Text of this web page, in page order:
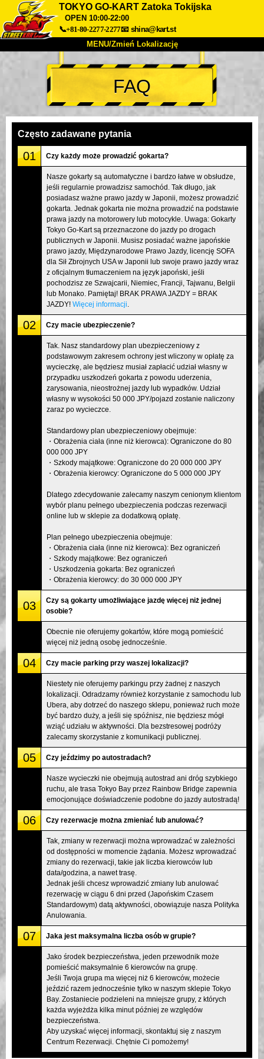
TOKYO GO-KART Zatoka Tokijska
OPEN 10:00-22:00
📞+81-80-2277-2277📧 shina@kart.st
MENU/Zmień Lokalizację
O nas Specyfikacja Cena
Dojazd Opinie
Zmień Lokalizację
Tokyo Shinagawa Tokyo Akihabara#1
Tokyo Akihabara#2 Tokyo Shibuya
Tokyo Shibuya Annex Tokyo Bay
Tokyo Asakusa Osaka
Okinawa
FAQ
Często zadawane pytania
01 Czy każdy może prowadzić gokarta?
Nasze gokarty są automatyczne i bardzo łatwe w obsłudze,
jeśli regularnie prowadzisz samochód. Tak długo, jak
posiadasz ważne prawo jazdy w Japonii, możesz prowadzić
gokarta. Jednak gokarta nie można prowadzić na podstawie
prawa jazdy na motorowery lub motocykle. Uwaga: Gokarty
Tokyo Go-Kart są przeznaczone do jazdy po drogach
publicznych w Japonii. Musisz posiadać ważne japońskie
prawo jazdy, Międzynarodowe Prawo Jazdy, licencję SOFA
dla Sił Zbrojnych USA w Japonii lub swoje prawo jazdy wraz
z oficjalnym tłumaczeniem na język japoński, jeśli
pochodzisz ze Szwajcarii, Niemiec, Francji, Tajwanu, Belgii
lub Monako. Pamiętaj! BRAK PRAWA JAZDY = BRAK
JAZDY! Więcej informacji
02 Czy macie ubezpieczenie?
Tak. Nasz standardowy plan ubezpieczeniowy z
podstawowym zakresem ochrony jest wliczony w opłatę za
wycieczkę, ale będziesz musiał zapłacić udział własny w
przypadku uszkodzeń gokarta z powodu uderzenia,
zarysowania, nieostrożnej jazdy lub wypadków. Udział
własny w wysokości 50 000 JPY/pojazd zostanie naliczony
zaraz po wycieczce.
Standardowy plan ubezpieczeniowy obejmuje:
・Obrażenia ciała (inne niż kierowca): Ograniczone do 80
000 000 JPY
・Szkody majątkowe: Ograniczone do 20 000 000 JPY
・Obrażenia kierowcy: Ograniczone do 5 000 000 JPY
Dlatego zdecydowanie zalecamy naszym cenionym klientom
wybór planu pełnego ubezpieczenia podczas rezerwacji
online lub w sklepie za dodatkową opłatę.
Plan pełnego ubezpieczenia obejmuje:
・Obrażenia ciała (inne niż kierowca): Bez ograniczeń
・Szkody majątkowe: Bez ograniczeń
・Uszkodzenia gokarta: Bez ograniczeń
・Obrażenia kierowcy: do 30 000 000 JPY
03
Czy są gokarty umożliwiające jazdę więcej niż jednej
osobie?
Obecnie nie oferujemy gokartów, które mogą pomieścić
więcej niż jedną osobę jednocześnie.
04 Czy macie parking przy waszej lokalizacji?
Niestety nie oferujemy parkingu przy żadnej z naszych
lokalizacji. Odradzamy również korzystanie z samochodu lub
Ubera, aby dotrzeć do naszego sklepu, ponieważ ruch może
być bardzo duży, a jeśli się spóźnisz, nie będziesz mógł
wziąć udziału w aktywności. Dla bezstresowej podróży
zalecamy skorzystanie z komunikacji publicznej.
05 Czy jeździmy po autostradach?
Nasze wycieczki nie obejmują autostrad ani dróg szybkiego
ruchu, ale trasa Tokyo Bay przez Rainbow Bridge zapewnia
emocjonujące doświadczenie podobne do jazdy autostradą!
06 Czy rezerwacje można zmieniać lub anulować?
Tak, zmiany w rezerwacji można wprowadzać w zależności
od dostępności w momencie żądania. Możesz wprowadzać
zmiany do rezerwacji, takie jak liczba kierowców lub
data/godzina, a nawet trasę.
Jednak jeśli chcesz wprowadzić zmiany lub anulować
rezerwację w ciągu 6 dni przed (Japońskim Czasem
Standardowym) datą aktywności, obowiązuje nasza Polityka
Anulowania.
07 Jaka jest maksymalna liczba osób w grupie?
Jako środek bezpieczeństwa, jeden przewodnik może
pomieścić maksymalnie 6 kierowców na grupę.
Jeśli Twoja grupa ma więcej niż 6 kierowców, możecie
jeździć razem jednocześnie tylko w naszym sklepie Tokyo
Bay. Zostaniecie podzieleni na mniejsze grupy, z których
każda wyjeżdża kilka minut później ze względów
bezpieczeństwa.
Aby uzyskać więcej informacji, skontaktuj się z naszym
Centrum Rezerwacji. Chętnie Ci pomożemy!